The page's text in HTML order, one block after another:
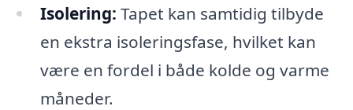
Isolering: Tapet kan samtidig tilbyde
en ekstra isoleringsfase, hvilket kan
være en fordel i både kolde og varme
måneder.